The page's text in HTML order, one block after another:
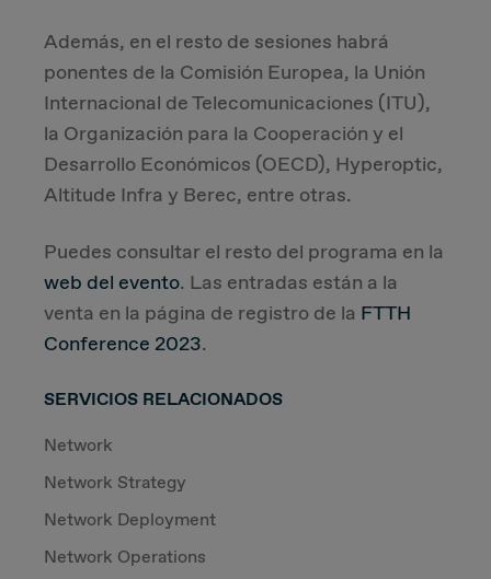
Además, en el resto de sesiones habrá
ponentes de la Comisión Europea, la Unión
Internacional de Telecomunicaciones (ITU),
la Organización para la Cooperación y el
Desarrollo Económicos (OECD), Hyperoptic,
Altitude Infra y Berec, entre otras.
Puedes consultar el resto del programa en la
web del evento. Las entradas están a la
venta en la página de registro de la FTTH
Conference 2023.
SERVICIOS RELACIONADOS
Network
Network Strategy
Network Deployment
Network Operations